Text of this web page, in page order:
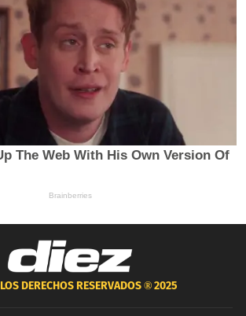
DERECHOS RESERVADOS ®2025